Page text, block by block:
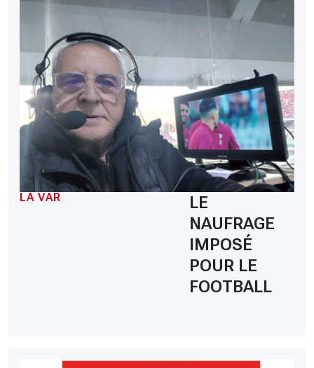
LA VAR
LE
NAUFRAGE
IMPOSÉ
POUR LE
FOOTBALL